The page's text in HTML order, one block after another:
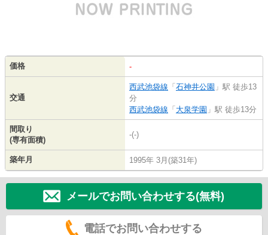
価格 -
交通
西武池袋線 「 石神井公園 」駅 徒歩13
分
西武池袋線 「 大泉学園 」駅 徒歩13分
間取り
(専有面積)
-(-)
築年月 1995年 3月(築31年)
メールでお問い合わせする(無料)
電話でお問い合わせする